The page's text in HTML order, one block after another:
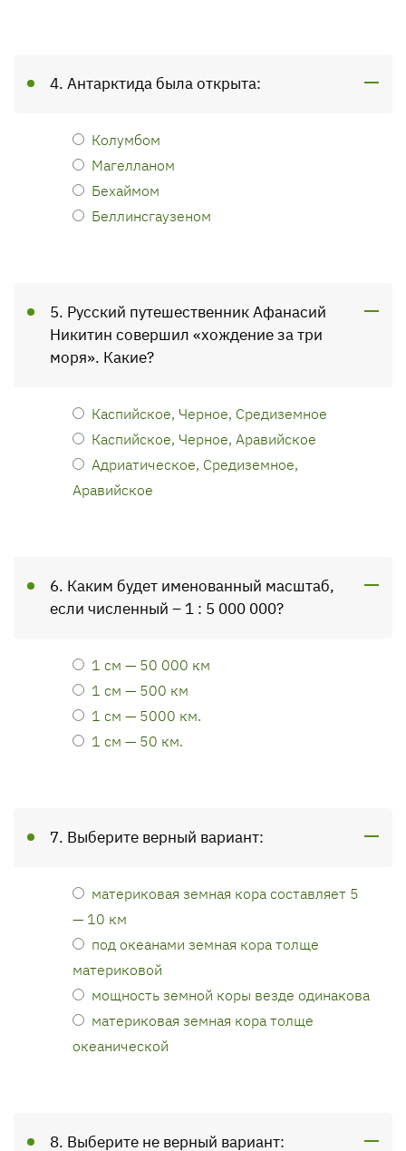
4. Антарктида была открыта:
Колумбом
Магелланом
Бехаймом
Беллинсгаузеном
5. Русский путешественник Афанасий
Никитин совершил «хождение за три
моря». Какие?
Каспийское, Черное, Средиземное
Каспийское, Черное, Аравийское
Адриатическое, Средиземное,
Аравийское
6. Каким будет именованный масштаб,
если численный – 1 : 5 000 000?
1 см — 50 000 км
1 см — 500 км
1 см — 5000 км.
1 см — 50 км.
7. Выберите верный вариант:
материковая земная кора составляет 5
— 10 км
под океанами земная кора толще
материковой
мощность земной коры везде одинакова
материковая земная кора толще
океанической
8. Выберите не верный вариант: